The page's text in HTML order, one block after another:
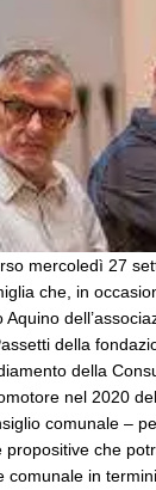
mercoledì 27
che, in
Aquino
della
della
nel 2020
comunale –
propositive che
comunale in